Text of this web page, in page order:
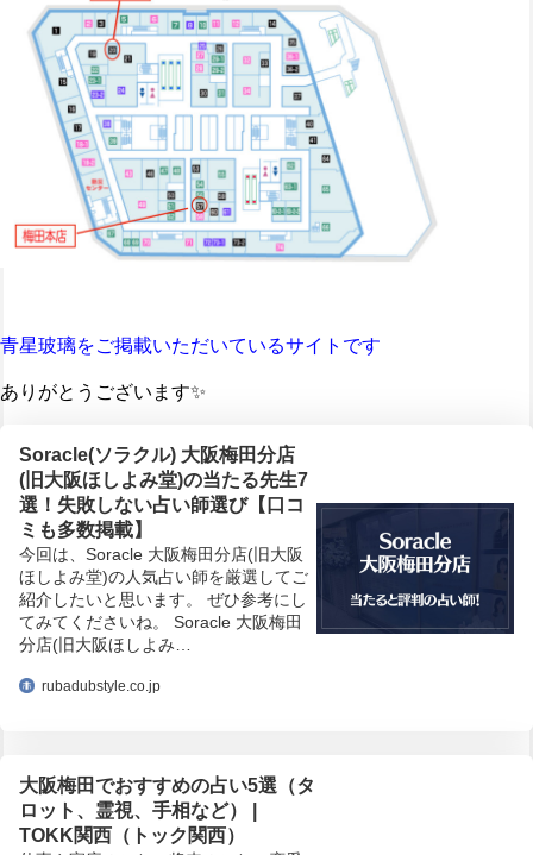
青星玻璃をご掲載いただいているサイトです
ありがとうございます✨
Soracle(ソラクル) 大阪梅田分店
(旧大阪ほしよみ堂)の当たる先生7
選！失敗しない占い師選び【口コ
ミも多数掲載】
今回は、Soracle 大阪梅田分店(旧大阪
ほしよみ堂)の人気占い師を厳選してご
紹介したいと思います。 ぜひ参考にし
てみてくださいね。 Soracle 大阪梅田
分店(旧大阪ほしよみ…
rubadubstyle.co.jp
大阪梅田でおすすめの占い5選（タ
ロット、霊視、手相など） |
TOKK関西（トック関西）